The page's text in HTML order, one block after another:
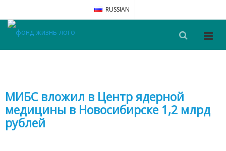
RUSSIAN
МИБС вложил в Центр ядерной
медицины в Новосибирске 1,2 млрд
рублей